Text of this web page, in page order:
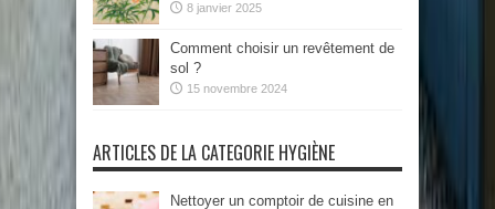
8 janvier 2025
Comment choisir un revêtement de
sol ?
15 novembre 2024
ARTICLES DE LA CATEGORIE HYGIÈNE
Nettoyer un comptoir de cuisine en